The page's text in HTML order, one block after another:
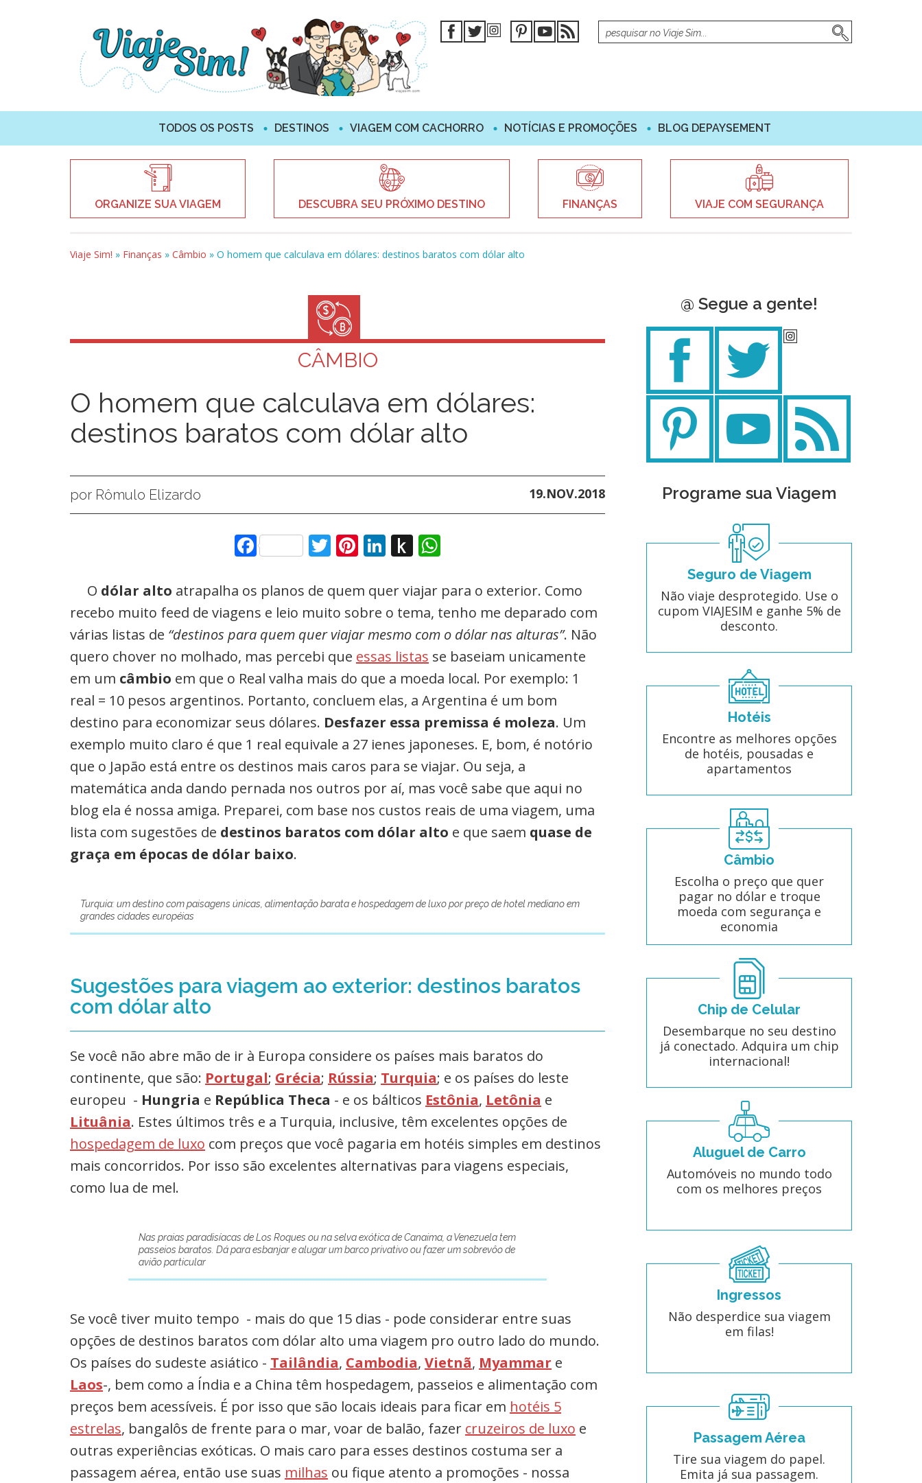
TODOS OS POSTS DESTINOS VIAGEM COM CACHORRO NOTÍCIAS E PROMOÇÕES BLOG DEPAYSEMENT
ORGANIZE SUA VIAGEM DESCUBRA SEU PRÓXIMO DESTINO FINANÇAS VIAJE COM SEGURANÇA
Viaje Sim! » Finanças » Câmbio » O homem que calculava em dólares: destinos baratos com dólar alto
CÂMBIO
O homem que calculava em dólares:
destinos baratos com dólar alto
por Rômulo Elizardo 19.NOV.2018
FacebookTwitter
Pinterest
LinkedIn
Push
Kindle
O dólar alto atrapalha os planos de quem quer viajar para o exterior. Como
recebo muito feed de viagens e leio muito sobre o tema, tenho me deparado com
várias listas de “destinos para quem quer viajar mesmo com o dólar nas alturas”. Não
quero chover no molhado, mas percebi que essas listas se baseiam unicamente
em um câmbio em que o Real valha mais do que a moeda local. Por exemplo: 1
real = 10 pesos argentinos. Portanto, concluem elas, a Argentina é um bom
destino para economizar seus dólares. Desfazer essa premissa é moleza. Um
exemplo muito claro é que 1 real equivale a 27 ienes japoneses. E, bom, é notório
que o Japão está entre os destinos mais caros para se viajar. Ou seja, a
matemática anda dando pernada nos outros por aí, mas você sabe que aqui no
blog ela é nossa amiga. Preparei, com base nos custos reais de uma viagem, uma
lista com sugestões de destinos baratos com dólar alto e que saem quase de
graça em épocas de dólar baixo.
Turquia: um destino com paisagens únicas, alimentação barata e hospedagem de luxo por preço de hotel mediano em
grandes cidades européias
Sugestões para viagem ao exterior: destinos baratos
com dólar alto
Se você não abre mão de ir à Europa considere os países mais baratos do
continente, que são: Portugal; Grécia; Rússia; Turquia; e os países do leste
europeu - Hungria e República Theca - e os bálticos Estônia, Letônia e
Lituânia. Estes últimos três e a Turquia, inclusive, têm excelentes opções de
hospedagem de luxo com preços que você pagaria em hotéis simples em destinos
mais concorridos. Por isso são excelentes alternativas para viagens especiais,
como lua de mel.
Nas praias paradisíacas de Los Roques ou na selva exótica de Canaima, a Venezuela tem
passeios baratos. Dá para esbanjar e alugar um barco privativo ou fazer um sobrevôo de
avião particular
Se você tiver muito tempo - mais do que 15 dias - pode considerar entre suas
opções de destinos baratos com dólar alto uma viagem pro outro lado do mundo.
Os países do sudeste asiático - Tailândia, Cambodia, Vietnã, Myammar e
Laos-, bem como a Índia e a China têm hospedagem, passeios e alimentação com
preços bem acessíveis. É por isso que são locais ideais para ficar em hotéis 5
estrelas, bangalôs de frente para o mar, voar de balão, fazer cruzeiros de luxo e
outras experiências exóticas. O mais caro para esses destinos costuma ser a
passagem aérea, então use suas milhas ou fique atento a promoções - nossa
@ Segue a gente!
Programe sua Viagem
Seguro de Viagem
Não viaje desprotegido. Use o
cupom VIAJESIM e ganhe 5% de
desconto.
Hotéis
Encontre as melhores opções
de hotéis, pousadas e
apartamentos
Câmbio
Escolha o preço que quer
pagar no dólar e troque
moeda com segurança e
economia
Chip de Celular
Desembarque no seu destino
já conectado. Adquira um chip
internacional!
Aluguel de Carro
Automóveis no mundo todo
com os melhores preços
Ingressos
Não desperdice sua viagem
em filas!
Passagem Aérea
Tire sua viagem do papel.
Emita já sua passagem.